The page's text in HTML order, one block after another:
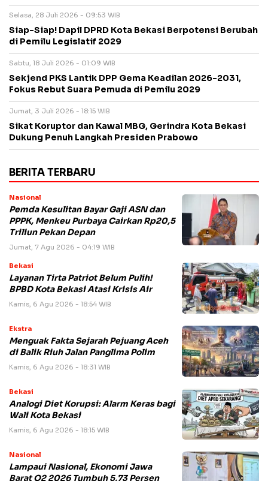
Selasa, 28 Juli 2026 - 09:53 WIB
Siap-Siap! Dapil DPRD Kota Bekasi Berpotensi Berubah
di Pemilu Legislatif 2029
Sabtu, 18 Juli 2026 - 01:09 WIB
Sekjend PKS Lantik DPP Gema Keadilan 2026-2031,
Fokus Rebut Suara Pemuda di Pemilu 2029
Jumat, 3 Juli 2026 - 18:15 WIB
Sikat Koruptor dan Kawal MBG, Gerindra Kota Bekasi
Dukung Penuh Langkah Presiden Prabowo
BERITA TERBARU
Nasional
Pemda Kesulitan Bayar Gaji ASN dan
PPPK, Menkeu Purbaya Cairkan Rp20,5
Triliun Pekan Depan
Jumat, 7 Agu 2026 - 04:19 WIB
Bekasi
Layanan Tirta Patriot Belum Pulih!
BPBD Kota Bekasi Atasi Krisis Air
Kamis, 6 Agu 2026 - 18:54 WIB
Ekstra
Menguak Fakta Sejarah Pejuang Aceh
di Balik Riuh Jalan Panglima Polim
Kamis, 6 Agu 2026 - 18:31 WIB
Bekasi
Analogi Diet Korupsi: Alarm Keras bagi
Wali Kota Bekasi
Kamis, 6 Agu 2026 - 18:15 WIB
Nasional
Lampaui Nasional, Ekonomi Jawa
Barat Q2 2026 Tumbuh 5,73 Persen